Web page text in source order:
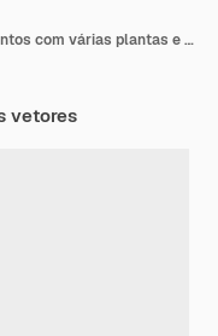
Dia dos pais pai e filho brincando juntos com várias plantas e caixas de presente ao fundo
vetores